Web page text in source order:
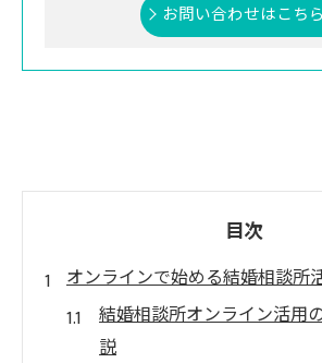
お問い合わせはこちら
目次
オンラインで始める結婚相談所
結婚相談所オンライン活用
説